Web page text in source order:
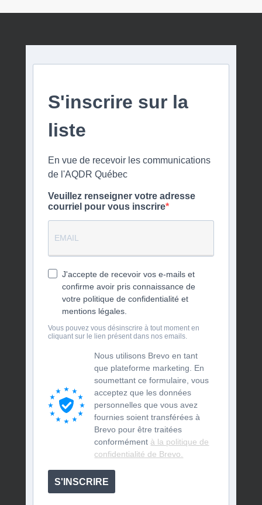
S'inscrire sur la
liste
En vue de recevoir les communications
de l'AQDR Québec
Veuillez renseigner votre adresse
courriel pour vous inscrire
J'accepte de recevoir vos e-mails et
confirme avoir pris connaissance de
votre politique de confidentialité et
mentions légales.
Vous pouvez vous désinscrire à tout moment en
cliquant sur le lien présent dans nos emails.
Nous utilisons Brevo en tant
que plateforme marketing. En
soumettant ce formulaire, vous
acceptez que les données
personnelles que vous avez
fournies soient transférées à
Brevo pour être traitées
conformément à la politique de
confidentialité de Brevo.
S'INSCRIRE